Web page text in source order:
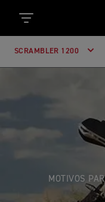
SCRAMBLER 1200
MOTIVOS